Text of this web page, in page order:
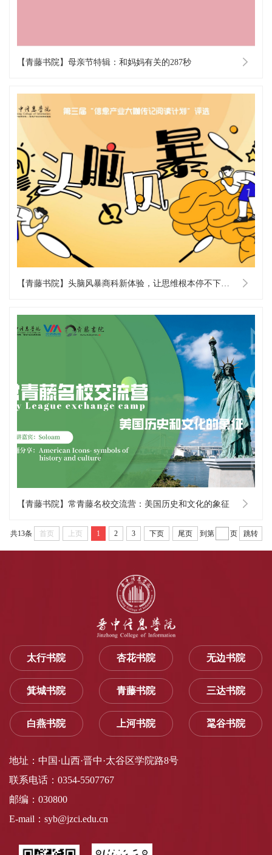
【青藤书院】母亲节特辑：和妈妈有关的287秒
【青藤书院】常青藤名校交流营：美国历史和文化的象征
共13条 首页 上页 1 2 3 下页 尾页 到第 页 跳转
太行书院 杏花书院 无边书院
箕城书院 青藤书院 三达书院
白燕书院 上河书院 毣谷书院
地址：中国·山西·晋中·太谷区学院路8号
联系电话：0354-5507767
邮编：030800
E-mail：syb@jzci.edu.cn